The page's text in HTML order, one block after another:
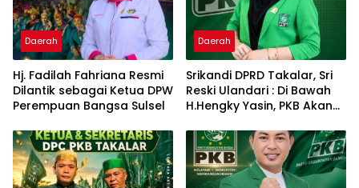
Daerah
Hj. Fadilah Fahriana Resmi
Dilantik sebagai Ketua DPW
Perempuan Bangsa Sulsel
Daerah
Srikandi DPRD Takalar, Sri
Reski Ulandari : Di Bawah
H.Hengky Yasin, PKB Akan
Dekat dengan Rakyat